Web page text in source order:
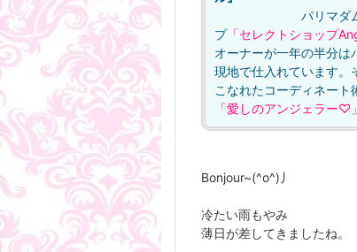
パリマダムの自由
プ「セレクトショップ
オーナーが一年の半分は
現地で仕入れています。
こなれたコーディネート
「愛しのアンジェラー♡
Bonjour~(^o^)丿
冷たい雨もやみ
薄日が差してきましたね。